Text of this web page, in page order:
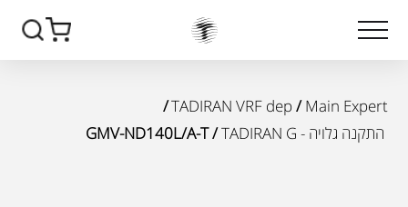
Main Expert
/
TADIRAN VRF dep
/
התקנה גלויה - TADIRAN G
/ GMV-ND140L/A-T